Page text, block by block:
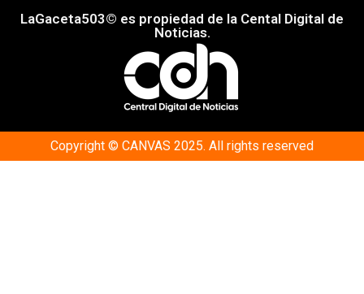
LaGaceta503© es propiedad de la Cental Digital de
Noticias.
Copyright © CANVAS 2025. All rights reserved